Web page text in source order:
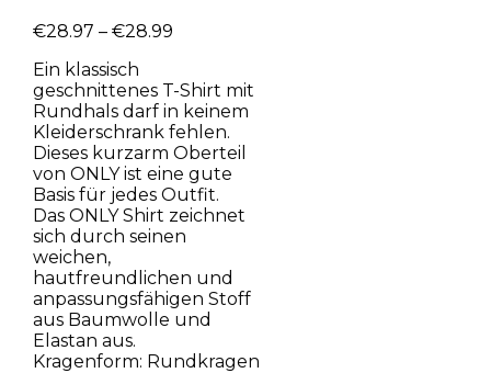
€28.97 – €28.99
Ein klassisch
geschnittenes T-Shirt mit
Rundhals darf in keinem
Kleiderschrank fehlen.
Dieses kurzarm Oberteil
von ONLY ist eine gute
Basis für jedes Outfit.
Das ONLY Shirt zeichnet
sich durch seinen
weichen,
hautfreundlichen und
anpassungsfähigen Stoff
aus Baumwolle und
Elastan aus.
Kragenform: Rundkragen